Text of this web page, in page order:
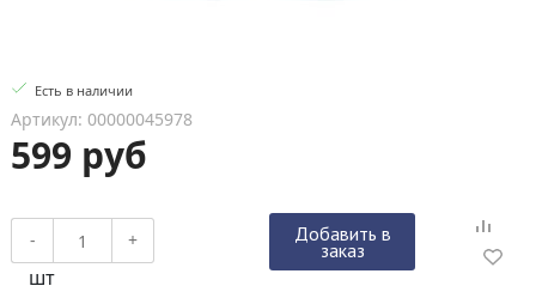
Есть в наличии
Артикул: 00000045978
599 руб
- +
шт
Добавить в
заказ